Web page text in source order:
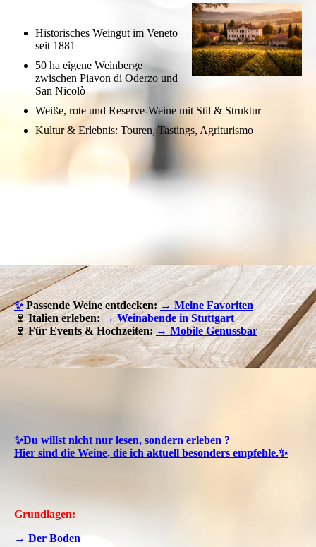
Historisches Weingut im Veneto
seit 1881
50 ha eigene Weinberge
zwischen Piavon di Oderzo und
San Nicolò
Weiße, rote und Reserve-Weine mit Stil & Struktur
Kultur & Erlebnis: Touren, Tastings, Agriturismo
✨Passende Weine entdecken:→ Meine Favoriten
🍷 Italien erleben:→ Weinabende in Stuttgart
🍷 Für Events & Hochzeiten: → Mobile Genussbar
✨Du willst nicht nur lesen, sondern erleben ?
Hier sind die Weine, die ich aktuell besonders empfehle.✨
Grundlagen:
→ Der Boden